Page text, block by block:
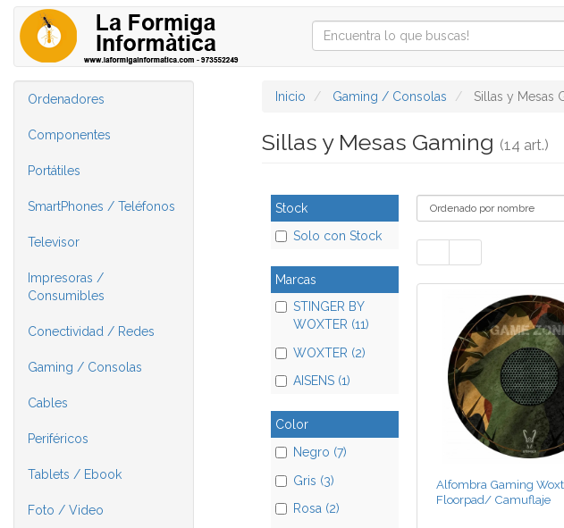
Ordenadores
Componentes
Portátiles
SmartPhones / Teléfonos
Televisor
Impresoras /
Consumibles
Conectividad / Redes
Gaming / Consolas
Cables
Periféricos
Tablets / Ebook
Foto / Video
Inicio Gaming / Consolas Sillas y Mesas
Sillas y Mesas Gaming (14 art.)
Stock
Solo con Stock
Marcas
STINGER BY
WOXTER (11)
WOXTER (2)
AISENS (1)
Color
Negro (7)
Gris (3)
Rosa (2)
Alfombra Gaming
Floorpad/ Camuflaje